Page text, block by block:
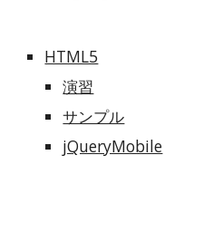
HTML5
演習
サンプル
jQueryMobile